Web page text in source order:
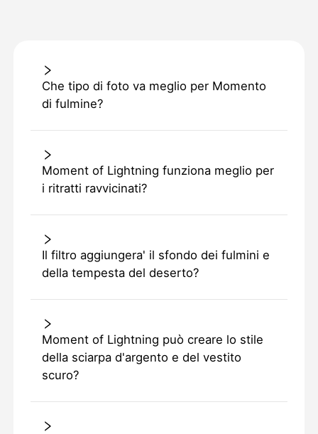
Che tipo di foto va meglio per Momento
di fulmine?
Moment of Lightning funziona meglio per
i ritratti ravvicinati?
Il filtro aggiungera' il sfondo dei fulmini e
della tempesta del deserto?
Moment of Lightning può creare lo stile
della sciarpa d'argento e del vestito
scuro?